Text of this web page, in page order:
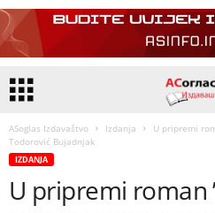
ASoglas Izdavaštvo Izdanja
U pripremi
Todorović Bujadnjak
IZDANJA
U pripremi roman